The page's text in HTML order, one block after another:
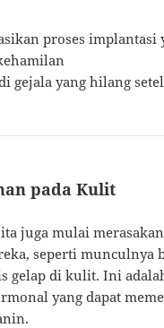
proses implantasi
gejala yang hilang
pada Kulit
juga mulai
seperti
gelap di kulit. Ini
yang dapat